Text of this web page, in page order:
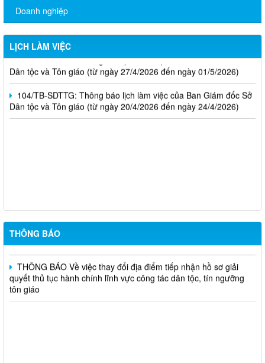
Doanh nghiệp
LỊCH LÀM VIỆC
01/TB-SDTTG: Thông báo lịch làm việc của Ban Giám đốc Sở
Dân tộc và Tôn giáo (từ ngày 04/5/2026 đến ngày 08/5/2026)
110/TB-SDTTG: Thông báo lịch làm việc của Ban Giám đốc Sở
Dân tộc và Tôn giáo (từ ngày 27/4/2026 đến ngày 01/5/2026)
104/TB-SDTTG: Thông báo lịch làm việc của Ban Giám đốc Sở
Dân tộc và Tôn giáo (từ ngày 20/4/2026 đến ngày 24/4/2026)
THÔNG BÁO
Thông báo về việc lựa chọn tổ chức hành nghề đấu giá tài sản
THÔNG BÁO Về việc thay đổi địa điểm tiếp nhận hồ sơ giải
quyết thủ tục hành chính lĩnh vực công tác dân tộc, tín ngưỡng
tôn giáo